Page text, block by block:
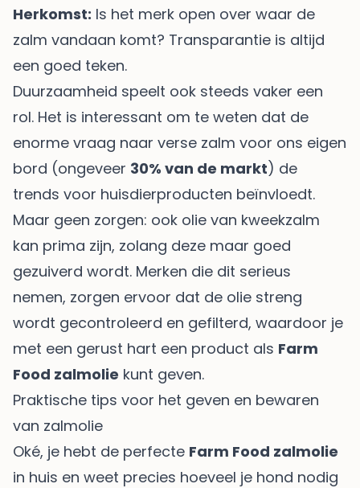
Herkomst: Is het merk open over waar de
zalm vandaan komt? Transparantie is altijd
een goed teken.
Duurzaamheid speelt ook steeds vaker een
rol. Het is interessant om te weten dat de
enorme vraag naar verse zalm voor ons eigen
bord (ongeveer 30% van de markt) de
trends voor huisdierproducten beïnvloedt.
Maar geen zorgen: ook olie van kweekzalm
kan prima zijn, zolang deze maar goed
gezuiverd wordt. Merken die dit serieus
nemen, zorgen ervoor dat de olie streng
wordt gecontroleerd en gefilterd, waardoor je
met een gerust hart een product als Farm
Food zalmolie kunt geven.
Praktische tips voor het geven en bewaren
van zalmolie
Oké, je hebt de perfecte Farm Food zalmolie
in huis en weet precies hoeveel je hond nodig